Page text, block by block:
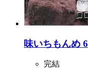
味いちもんめ 6
完結